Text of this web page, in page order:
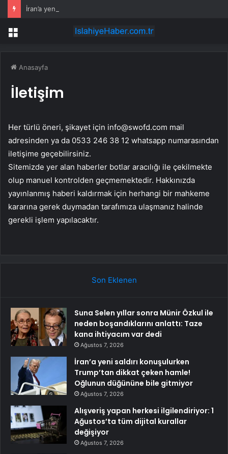
Menü
Anasayfa
İletişim
Her türlü öneri, şikayet için info@swofd.com mail
adresinden ya da 0533 246 38 12 whatsapp numarasından
iletişime geçebilirsiniz.
Sitemizde yer alan haberler botlar aracılığı ile çekilmekte
olup manuel kontrolden geçmemektedir. Hakkınızda
yayınlanmış haberi kaldırmak için herhangi bir mahkeme
kararına gerek duymadan tarafımıza ulaşmanız halinde
gerekli işlem yapılacaktır.
Son Eklenen
Suna Selen yıllar sonra Münir Özkul ile
neden boşandıklarını anlattı: Taze
kana ihtiyacım var dedi
Ağustos 7, 2026
İran’a yeni saldırı konuşulurken
Trump’tan dikkat çeken hamle!
Oğlunun düğününe bile gitmiyor
Ağustos 7, 2026
Alışveriş yapan herkesi ilgilendiriyor: 1
Ağustos’ta tüm dijital kurallar
değişiyor
Ağustos 7, 2026